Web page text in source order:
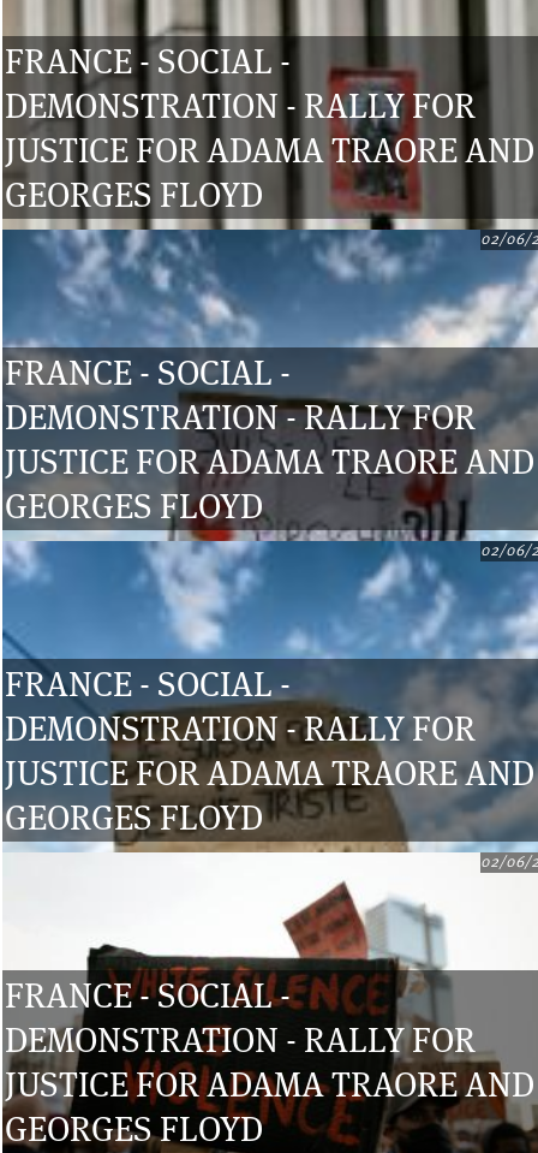
FRANCE - SOCIAL -
DEMONSTRATION - RALLY FOR
JUSTICE FOR ADAMA TRAORE AND
GEORGES FLOYD
FRANCE - SOCIAL -
DEMONSTRATION - RALLY FOR
JUSTICE FOR ADAMA TRAORE AND
GEORGES FLOYD
02/06/
FRANCE - SOCIAL -
DEMONSTRATION - RALLY FOR
JUSTICE FOR ADAMA TRAORE AND
GEORGES FLOYD
02/06/
FRANCE - SOCIAL -
DEMONSTRATION - RALLY FOR
JUSTICE FOR ADAMA TRAORE AND
GEORGES FLOYD
02/06/